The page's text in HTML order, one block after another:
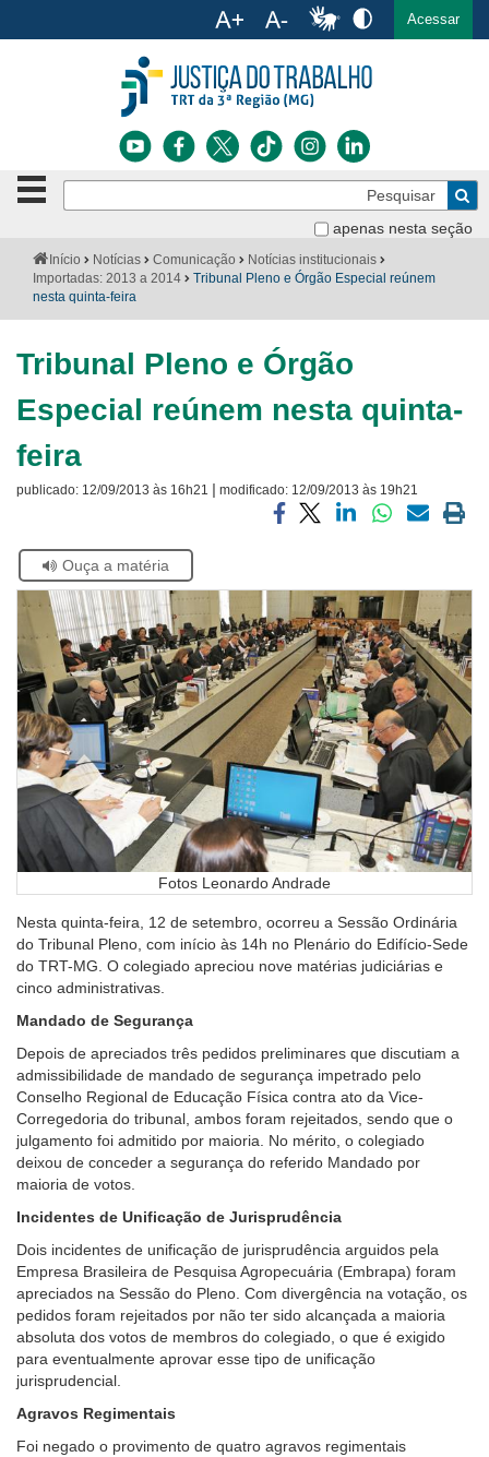
Ir para o menu Ir para a busca Ir para o rodapé
Acessar
apenas nesta seção
Botão
de
clique
fechar
menu
Notícias
Jurisprudência
Transparência
Contato
Você
está
aqui:
Início Notícias Comunicação
Notícias institucionais
Importadas: 2013 a 2014
Tribunal Pleno e Órgão Especial reúnem
nesta quinta-feira
Tribunal Pleno e Órgão
Especial reúnem nesta quinta-
feira
publicado: 12/09/2013 às 16h21 | modificado: 12/09/2013 às 19h21
atual
Se
estiver
usando
de
tela,
ignore
este
botão.
Ele
recurso
de
acessibilidade
com
baixa
visão.
Ouça a matéria
Fotos Leonardo Andrade
Nesta quinta-feira, 12 de setembro, ocorreu a Sessão Ordinária
do Tribunal Pleno, com início às 14h no Plenário do Edifício-Sede
do TRT-MG. O colegiado apreciou nove matérias judiciárias e
cinco administrativas.
Mandado de Segurança
Depois de apreciados três pedidos preliminares que discutiam a
admissibilidade de mandado de segurança impetrado pelo
Conselho Regional de Educação Física contra ato da Vice-
Corregedoria do tribunal, ambos foram rejeitados, sendo que o
julgamento foi admitido por maioria. No mérito, o colegiado
deixou de conceder a segurança do referido Mandado por
maioria de votos.
Incidentes de Unificação de Jurisprudência
Dois incidentes de unificação de jurisprudência arguidos pela
Empresa Brasileira de Pesquisa Agropecuária (Embrapa) foram
apreciados na Sessão do Pleno. Com divergência na votação, os
pedidos foram rejeitados por não ter sido alcançada a maioria
absoluta dos votos de membros do colegiado, o que é exigido
para eventualmente aprovar esse tipo de unificação
jurisprudencial.
Agravos Regimentais
Foi negado o provimento de quatro agravos regimentais